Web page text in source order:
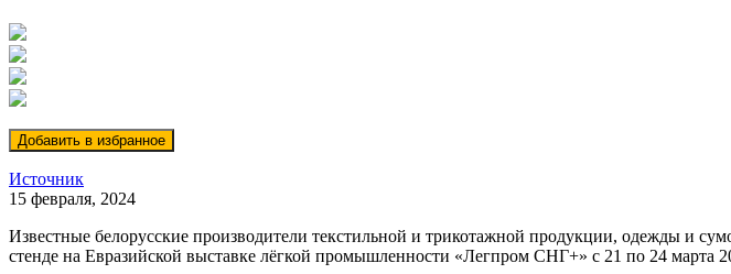
Источник
15 февраля, 2024
Известные белорусские производители текстильной и трикотажной продукции, одежды и
стенде на Евразийской выставке лёгкой промышленности «Легпром СНГ+» с 21 по 24 марта